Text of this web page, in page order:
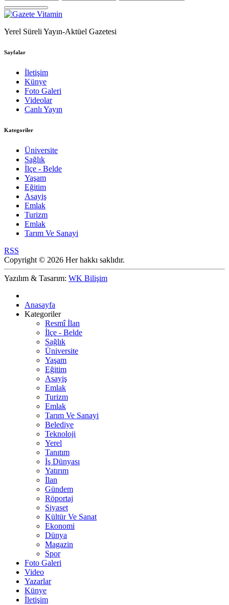
Yerel Süreli Yayın-Aktüel Gazetesi
Sayfalar
İletişim
Künye
Foto Galeri
Videolar
Canlı Yayın
Kategoriler
Üniversite
Sağlık
İlçe - Belde
Yaşam
Eğitim
Asayiş
Emlak
Turizm
Emlak
Tarım Ve Sanayi
RSS
Copyright © 2026 Her hakkı saklıdır.
Yazılım & Tasarım: WK Bilişim
Anasayfa
Kategoriler
Resmî İlan
İlçe - Belde
Sağlık
Üniversite
Yaşam
Eğitim
Asayiş
Emlak
Turizm
Emlak
Tarım Ve Sanayi
Belediye
Teknoloji
Yerel
Tanıtım
İş Dünyası
Yatırım
İlan
Gündem
Röportaj
Siyaset
Kültür Ve Sanat
Ekonomi
Dünya
Magazin
Spor
Foto Galeri
Video
Yazarlar
Künye
İletişim